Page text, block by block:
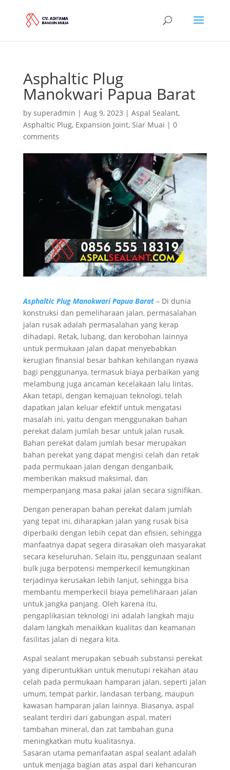
Asphaltic Plug
Manokwari Papua Barat
by superadmin | Aug 9, 2023 | Aspal Sealant,
Asphaltic Plug, Expansion Joint, Siar Muai | 0
comments
Asphaltic Plug Manokwari Papua Barat– Di dunia
konstruksi dan pemeliharaan jalan, permasalahan
jalan rusak adalah permasalahan yang kerap
dihadapi. Retak, lubang, dan kerobohan lainnya
untuk permukaan jalan dapat menyebabkan
kerugian finansial besar bahkan kehilangan nyawa
bagi penggunanya, termasuk biaya perbaikan yang
melambung juga ancaman kecelakaan lalu lintas.
Akan tetapi, dengan kemajuan teknologi, telah
dapatkan jalan keluar efektif untuk mengatasi
masalah ini, yaitu dengan menggunakan bahan
perekat dalam jumlah besar untuk jalan rusak.
Bahan perekat dalam jumlah besar merupakan
bahan perekat yang dapat mengisi celah dan retak
pada permukaan jalan dengan denganbaik,
memberikan maksud maksimal, dan
memperpanjang masa pakai jalan secara signifikan.
Dengan penerapan bahan perekat dalam jumlah
yang tepat ini, diharapkan jalan yang rusak bisa
diperbaiki dengan lebih cepat dan efisien, sehingga
manfaatnya dapat segera dirasakan oleh masyarakat
secara keseluruhan. Selain itu, penggunaan sealant
bulk juga berpotensi memperkecil kemungkinan
terjadinya kerusakan lebih lanjut, sehingga bisa
membantu memperkecil biaya pemeliharaan jalan
untuk jangka panjang. Oleh karena itu,
pengaplikasian teknologi ini adalah langkah maju
dalam langkah menaikkan kualitas dan keamanan
fasilitas jalan di negara kita.
Aspal sealant merupakan sebuah substansi perekat
yang diperuntukkan untuk menutupi rekahan atau
celah pada permukaan hamparan jalan, seperti jalan
umum, tempat parkir, landasan terbang, maupun
kawasan hamparan jalan lainnya. Biasanya, aspal
sealant terdiri dari gabungan aspal, materi
tambahan mineral, dan zat tambahan guna
meningkatkan mutu kualitasnya.
Sasaran utama pemanfaatan aspal sealant adalah
untuk menjaga bagian atas aspal dari kehancuran